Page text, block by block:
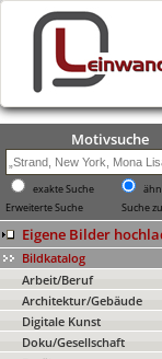
Motivsuche
exakte Suche
Erweiterte Suche
Suche
Eigene Bilder
Bildkatalog
Arbeit/Beruf
Architektur/Gebäude
Digitale Kunst
Doku/Gesellschaft